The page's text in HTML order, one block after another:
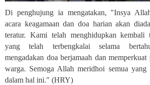
Di penghujung ia mengatakan, "Insya
acara keagamaan dan doa harian akan
teratur. Kami telah menghidupkan kembali
yang telah terbengkalai selama
mengadakan doa berjamaah dan memperkuat
warga. Semoga Allah meridhoi semua yang
dalam hal ini." (HRY)